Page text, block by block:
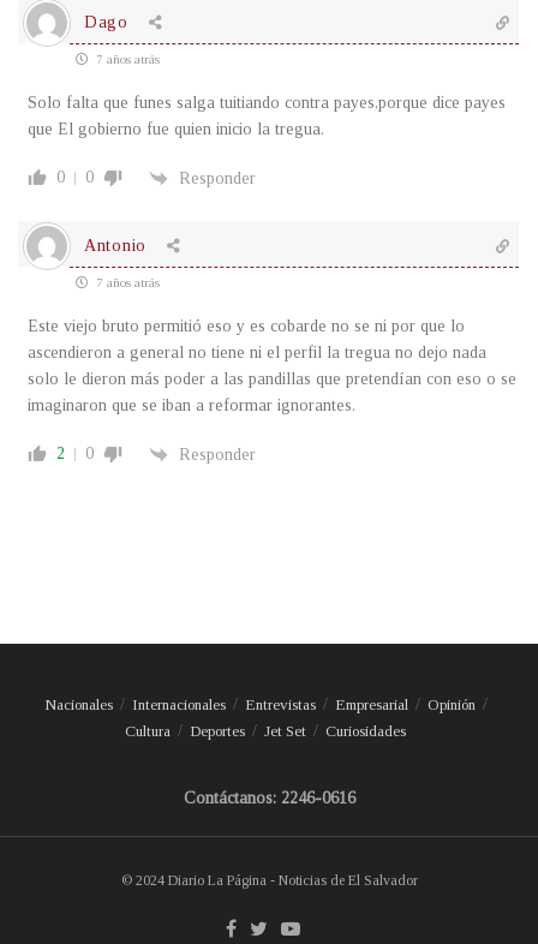
Dago
7 años atrás
Solo falta que funes salga tuitiando contra payes,porque dice payes
que El gobierno fue quien inicio la tregua.
0 0 Responder
Antonio
7 años atrás
Este viejo bruto permitió eso y es cobarde no se ni por que lo
ascendieron a general no tiene ni el perfil la tregua no dejo nada
solo le dieron más poder a las pandillas que pretendían con eso o se
imaginaron que se iban a reformar ignorantes.
2 0 Responder
Nacionales Internacionales Entrevistas Empresarial
Opinión
Cultura
Deportes Jet Set Curiosidades
Contáctanos: 2246-0616
© 2024 Diario La Página - Noticias de El Salvador